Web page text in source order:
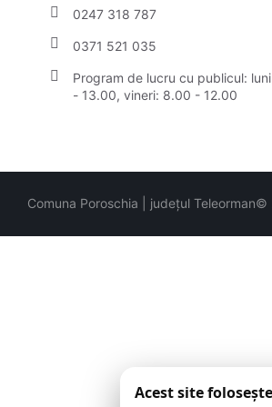
0247 318 787
0371 521 035
Program de lucru cu publicul:
- 13.00, vineri: 8.00 - 12.00
Comuna Poroschia | județul Teleorman©
Acest site